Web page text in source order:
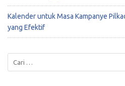
Kalender untuk Masa Kampanye
yang Efektif